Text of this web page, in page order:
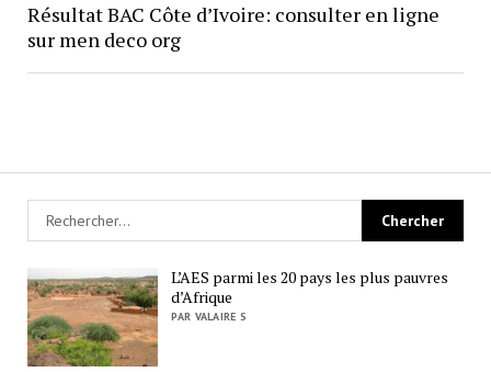
Résultat BAC Côte d’Ivoire: consulter en ligne
sur men deco org
L’AES parmi les 20 pays les plus pauvres
d’Afrique
PAR VALAIRE S